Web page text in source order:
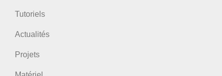
Tutoriels
Actualités
Projets